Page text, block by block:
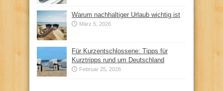
Warum nachhaltiger Urlaub wichtig ist
März 5, 2026
Für Kurzentschlossene: Tipps für
Kurztripps rund um Deutschland
Februar 25, 2026